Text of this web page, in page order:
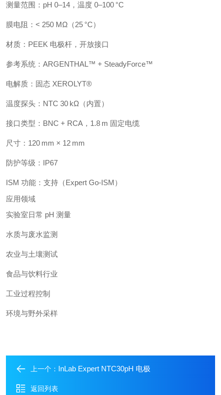
测量范围：pH 0–14，温度 0–100 °C
膜电阻：< 250 MΩ（25 °C）
材质：PEEK 电极杆，开放接口
参考系统：ARGENTHAL™ + SteadyForce™
电解质：固态 XEROLYT®
温度探头：NTC 30 kΩ（内置）
接口类型：BNC + RCA，1.8 m 固定电缆
尺寸：120 mm × 12 mm
防护等级：IP67
ISM 功能：支持（Expert Go-ISM）
应用领域
实验室日常 pH 测量
水质与废水监测
农业与土壤测试
食品与饮料行业
工业过程控制
环境与野外采样
上一个： InLab Expert NTC30pH 电极
返回列表